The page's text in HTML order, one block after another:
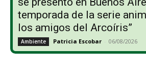
temporada de la serie
los amigos del Arcoíris”
Ambiente Patricia Escobar - 06/08/2026